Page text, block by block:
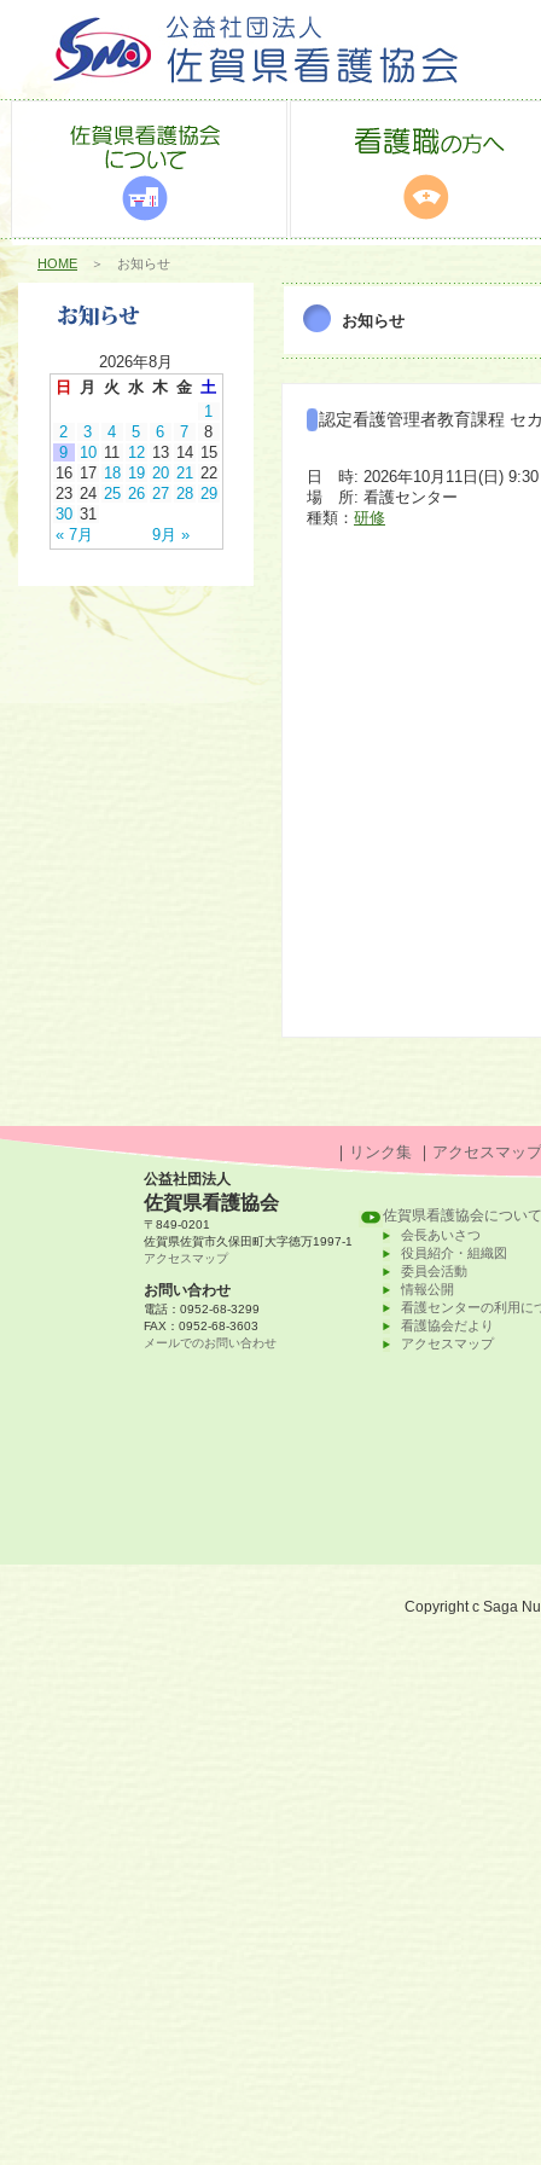
HOME ＞ お知らせ
2026年8月
日
月 火 水 木 金 土
« 7月 9月 »
1
2
3 4 5 6 7
8
9
10 11 12 13 14 15
16 17 18 19 20 21 22
23 24 25 26 27 28 29
30 31
お知らせ
認定看護管理者教育課程 セ
日 時: 2026年10月11日(日)
場 所: 看護センター
種類： 研修
｜ リンク集 ｜ アクセスマップ
公益社団法人
佐賀県看護協会
〒849-0201
佐賀県佐賀市久保田町大字徳万1997-1
アクセスマップ
お問い合わせ
電話：0952-68-3299
FAX：0952-68-3603
メールでのお問い合わせ
佐賀県看護協会について
会長あいさつ
役員紹介・組織図
委員会活動
情報公開
看護センターの利用に
看護協会だより
アクセスマップ
Copyright c Saga